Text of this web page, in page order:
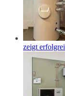
zeigt